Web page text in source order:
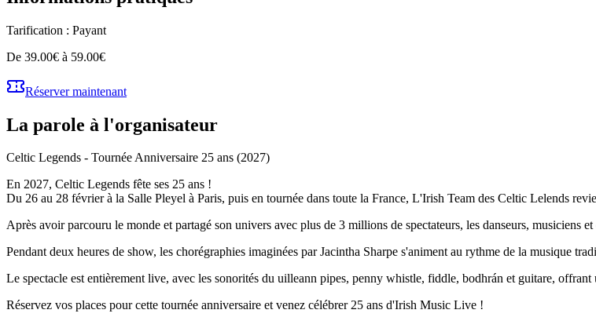
Tarification : Payant
De 39.00€ à 59.00€
Réserver maintenant
La parole à l'organisateur
Celtic Legends - Tournée Anniversaire 25 ans (2027)
En 2027, Celtic Legends fête ses 25 ans !
Du 26 au 28 février à la Salle Pleyel à Paris, puis en tournée dans toute la France, L'Irish Team des Celtic Lelends
Après avoir parcouru le monde et partagé son univers avec plus de 3 millions de spectateurs, les danseurs, musiciens
Pendant deux heures de show, les chorégraphies imaginées par Jacintha Sharpe s'animent au rythme de la musique
Le spectacle est entièrement live, avec les sonorités du uilleann pipes, penny whistle, fiddle, bodhrán et guitare,
Réservez vos places pour cette tournée anniversaire et venez célébrer 25 ans d'Irish Music Live !